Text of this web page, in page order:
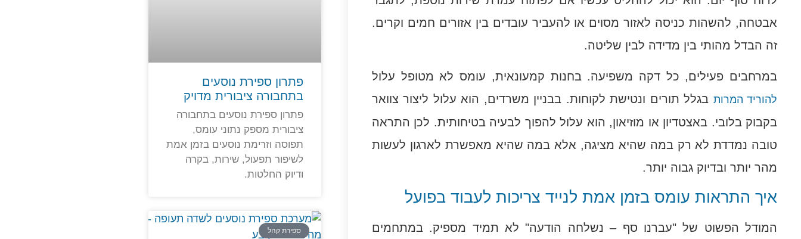
אבטחה, להשהות כניסה לאזור מסוים או להעביר עובדים בין אזורים חמים וקרים.
זה הבדל מהותי בין מדידה לבין שליטה.
במרחבים פעילים, כל דקה משפיעה. בחנות קמעונאית, עומס לא מטופל עלול
להוריד המרות בגלל תורים ונטישת לקוחות. בבניין משרדים, הוא עלול ליצור צוואר
בקבוק בלובי. באצטדיון או מוזיאון, הוא עלול להפוך לבעיה בטיחותית. לכן התראה
טובה נמדדת לא רק במה שהיא מציגה, אלא במה שהיא מאפשרת לארגון לעשות
מהר יותר ובדיוק גבוה יותר.
איך התראות עומס בזמן אמת לנייד צריכות לעבוד בפועל
המודל הפשוט של "עברנו סף – נשלחה הודעה" לא תמיד מספיק. במתחמים
פתרון ספירת נוסעים
בתחבורה ציבורית מדויק
פתרון ספירת נוסעים בתחבורה
ציבורית מספק נתוני עומס,
תפוסה וזרימת נוסעים בזמן אמת
לשיפור תפעול, שירות, בקרה
ודיוק החלטות.
ספירת קהל